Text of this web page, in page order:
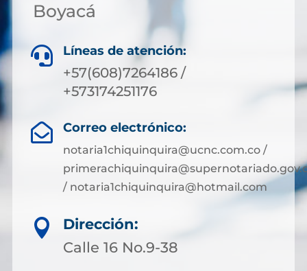
Boyacá
 Líneas de atención:
+57(608)7264186 /
+573174251176
 Correo electrónico:
notaria1chiquinquira@ucnc.com.co /
/ notaria1chiquinquira@hotmail.com

Dirección:
Calle 16 No.9-38